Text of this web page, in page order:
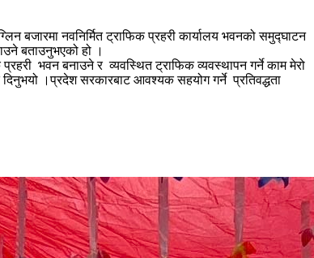
बजारमा नवनिर्मित ट्राफिक प्रहरी कार्यालय भवनको समुद्घाटन
बताउनुभएको हो ।
भवन बनाउने र व्यवस्थित ट्राफिक व्यवस्थापन गर्ने काम मेरो
दिनुभयो ।प्रदेश सरकारबाट आवश्यक सहयोग गर्ने प्रतिवद्धता